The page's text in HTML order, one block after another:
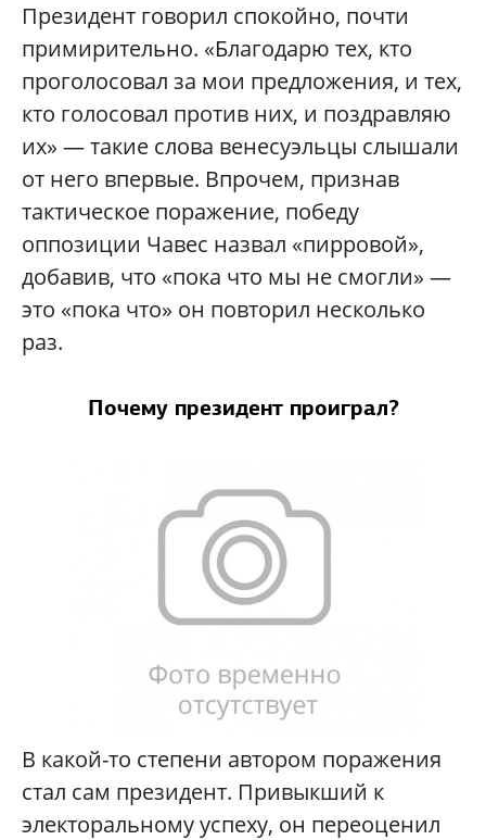
Президент говорил спокойно, почти
примирительно. «Благодарю тех, кто
проголосовал за мои предложения, и тех,
кто голосовал против них, и поздравляю
их» — такие слова венесуэльцы слышали
от него впервые. Впрочем, признав
тактическое поражение, победу
оппозиции Чавес назвал «пирровой»,
добавив, что «пока что мы не смогли» —
это «пока что» он повторил несколько
раз.
Почему президент проиграл?
В какой-то степени автором поражения
стал сам президент. Привыкший к
электоральному успеху, он переоценил